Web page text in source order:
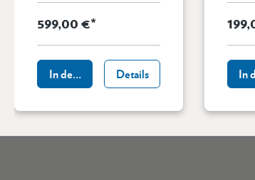
599,00 €*
In den WarenkorbDetails In